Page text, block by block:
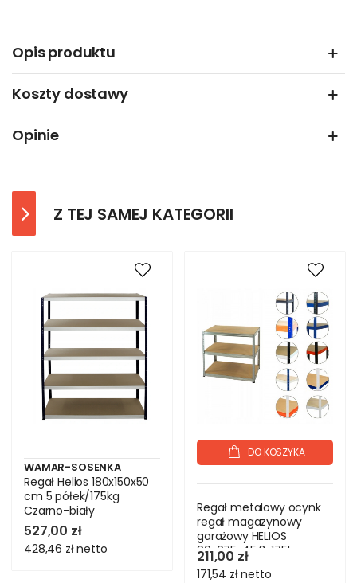
Opis produktu
Koszty dostawy
Opinie
Z TEJ SAMEJ KATEGORII
WAMAR-SOSENKA
Regał Helios 180x150x50
cm 5 półek/175kg
Czarno-biały
527,00 zł
428,46 złnetto
DO KOSZYKA
Regał metalowy ocynk
regał magazynowy
garażowy HELIOS
90x075x45 3x175kg
211,00 zł
171,54 złnetto